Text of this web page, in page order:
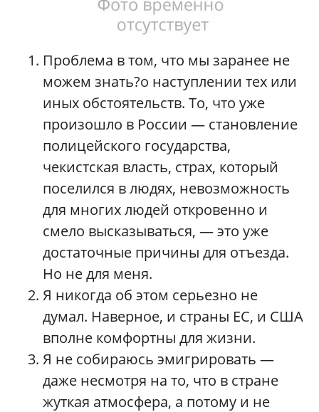
Проблема в том, что мы заранее не
можем знать?о наступлении тех или
иных обстоятельств. То, что уже
произошло в России — становление
полицейского государства,
чекистская власть, страх, который
поселился в людях, невозможность
для многих людей откровенно и
смело высказываться, — это уже
достаточные причины для отъезда.
Но не для меня.
Я никогда об этом серьезно не
думал. Наверное, и страны ЕС, и США
вполне комфортны для жизни.
Я не собираюсь эмигрировать —
даже несмотря на то, что в стране
жуткая атмосфера, а потому и не